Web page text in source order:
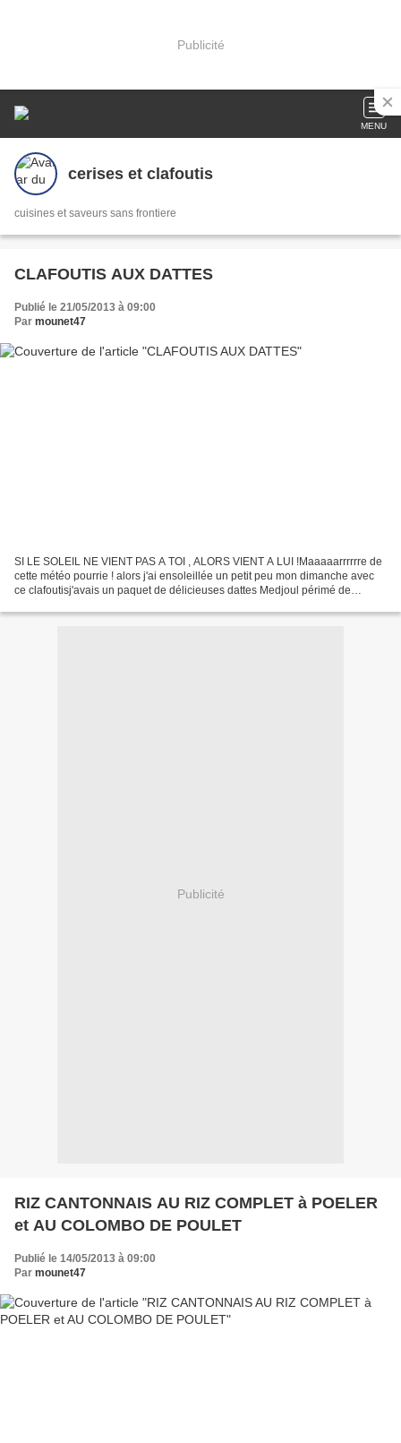
Publicité
MENU
cerises et clafoutis
cuisines et saveurs sans frontiere
CLAFOUTIS AUX DATTES
Publié le 21/05/2013 à 09:00
Par mounet47
SI LE SOLEIL NE VIENT PAS A TOI , ALORS VIENT A LUI !Maaaaarrrrrre de
cette météo pourrie ! alors j'ai ensoleillée un petit peu mon dimanche avec
ce clafoutisj'avais un paquet de délicieuses dattes Medjoul périmé de
Publicité
RIZ CANTONNAIS AU RIZ COMPLET à POELER
et AU COLOMBO DE POULET
Publié le 14/05/2013 à 09:00
Par mounet47